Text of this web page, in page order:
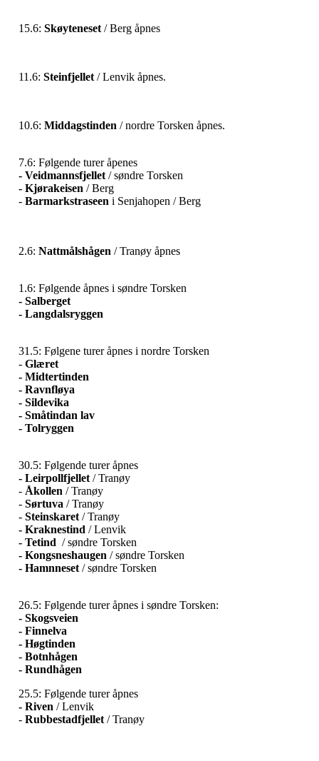
15.6: Skøyteneset / Berg åpnes
11.6: Steinfjellet / Lenvik åpnes.
10.6: Middagstinden / nordre Torsken åpnes.
7.6: Følgende turer åpenes
- Veidmannsfjellet / søndre Torsken
- Kjørakeisen / Berg
- Barmarkstraseen i Senjahopen / Berg
2.6: Nattmålshågen / Tranøy åpnes
1.6: Følgende åpnes i søndre Torsken
- Salberget
- Langdalsryggen
31.5: Følgene turer åpnes i nordre Torsken
- Glæret
- Midtertinden
- Ravnfløya
- Sildevika
- Småtindan lav
- Tolryggen
30.5: Følgende turer åpnes
- Leirpollfjellet / Tranøy
- Åkollen / Tranøy
- Sørtuva / Tranøy
- Steinskaret / Tranøy
- Kraknestind / Lenvik
- Tetind / søndre Torsken
- Kongsneshaugen / søndre Torsken
- Hamnneset / søndre Torsken
26.5: Følgende turer åpnes i søndre Torsken:
- Skogsveien
- Finnelva
- Høgtinden
- Botnhågen
- Rundhågen
25.5: Følgende turer åpnes
- Riven / Lenvik
- Rubbestadfjellet / Tranøy